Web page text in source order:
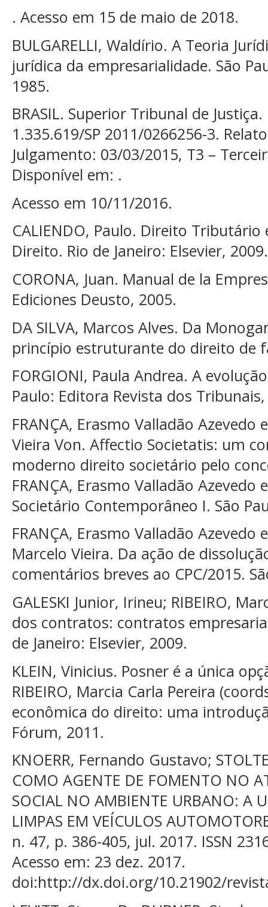
. Acesso em 15 de maio de 2018.
BULGARELLI, Waldírio. A Teoria
jurídica da empresarialidade. São
1985.
BRASIL. Superior Tribunal de Justiça.
1.335.619/SP 2011/0266256-3.
Julgamento: 03/03/2015, T3 –
Disponível em: .
Acesso em 10/11/2016.
CALIENDO, Paulo. Direito Tributário
Direito. Rio de Janeiro: Elsevier, 2009.
CORONA, Juan. Manual de la
Ediciones Deusto, 2005.
DA SILVA, Marcos Alves. Da
princípio estruturante do direito de
FORGIONI, Paula Andrea. A
Paulo: Editora Revista dos
FRANÇA, Erasmo Valladão Azevedo
Vieira Von. Affectio Societatis: um
moderno direito societário pelo
FRANÇA, Erasmo Valladão
Societário Contemporâneo I. São
FRANÇA, Erasmo Valladão Azevedo
Marcelo Vieira. Da ação de
comentários breves ao CPC/2015.
GALESKI Junior, Irineu; RIBEIRO,
dos contratos: contratos
de Janeiro: Elsevier, 2009.
KLEIN, Vinicius. Posner é a única
RIBEIRO, Marcia Carla Pereira
econômica do direito: uma
Fórum, 2011.
KNOERR, Fernando Gustavo;
COMO AGENTE DE FOMENTO NO
SOCIAL NO AMBIENTE URBANO: A
LIMPAS EM VEÍCULOS
n. 47, p. 386-405, jul. 2017. ISSN
Acesso em: 23 dez. 2017.
doi:http://dx.doi.org/10.21902/